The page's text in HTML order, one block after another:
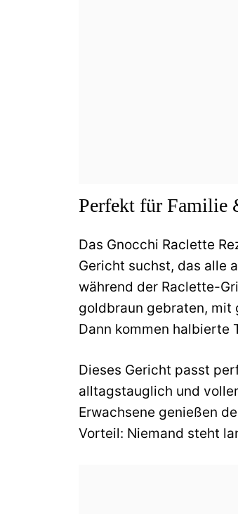
Perfekt für Familie
Das Gnocchi Raclette
Gericht suchst, das alle
während der Raclette-
goldbraun gebraten, mit
Dann kommen halbierte
Dieses Gericht passt
alltagstauglich und
Erwachsene genießen
Vorteil: Niemand steht